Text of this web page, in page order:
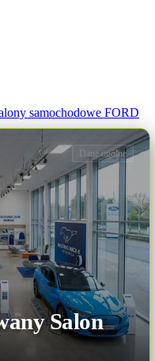
samochodowe FORD
Salon
Dane ogólne